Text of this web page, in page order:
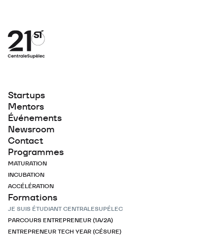
Startups
Mentors
Événements
Newsroom
Contact
Programmes
MATURATION
INCUBATION
ACCÉLÉRATION
Formations
JE SUIS ÉTUDIANT CENTRALESUPÉLEC
PARCOURS ENTREPRENEUR (1A/2A)
ENTREPRENEUR TECH YEAR (CÉSURE)